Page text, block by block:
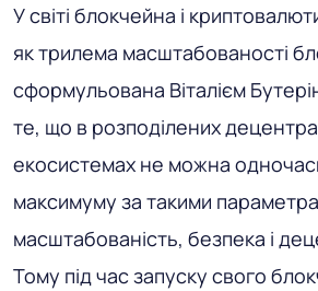
У світі блокчейна і
як трилема масштабованості
сформульована Віталієм
те, що в розподілених
екосистемах не можна
максимуму за такими
масштабованість, безпека і
Тому під час запуску свого